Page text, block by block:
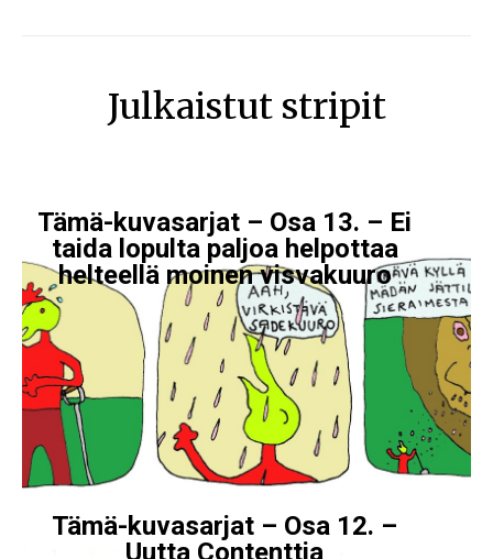
Julkaistut stripit
Tämä-kuvasarjat – Osa 13. – Ei
taida lopulta paljoa helpottaa
helteellä moinen visvakuuro
Tämä-kuvasarjat – Osa 12. –
Uutta Contenttia